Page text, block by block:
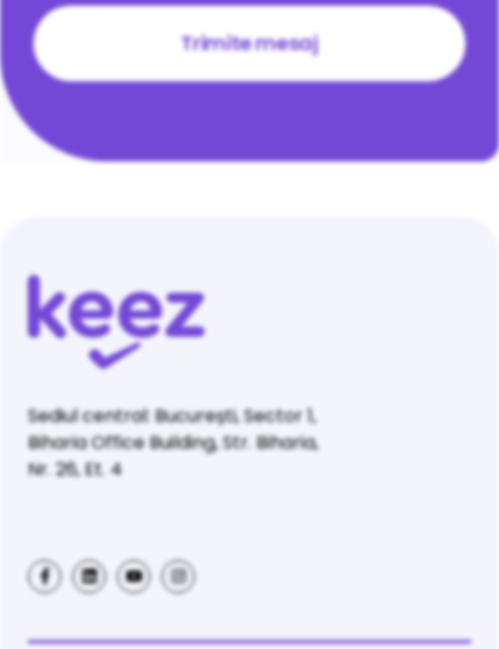
Sediul central: București, Sector 1,
Biharia Office Building, Str. Biharia,
Nr. 26, Et. 4